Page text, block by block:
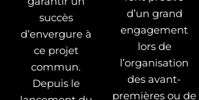
succès
d’envergure à
ce projet
commun.
Depuis le
d’un grand
engagement
lors de
l’organisation
des avant-
premières ou de